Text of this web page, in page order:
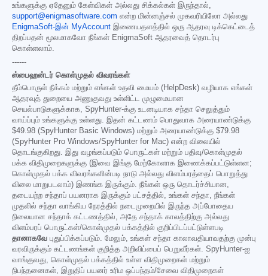
உங்களுக்கு ஏதேனும் கேள்விகள் அல்லது சிக்கல்கள் இருந்தால்,
support@enigmasoftware.com என்ற மின்னஞ்சல் முகவரியிலோ அல்லது
EnigmaSoft-இன் MyAccount இணையதளத்தில் ஒரு ஆதரவு டிக்கெட்டைத்
திறப்பதன் மூலமாகவோ நீங்கள் EnigmaSoft ஆதரவைத் தொடர்பு
கொள்ளலாம்.
------
ஸ்பைஹன்டர் கொள்முதல் விவரங்கள்
தீம்பொருள் நீக்கம் மற்றும் எங்கள் உதவி மையம் (HelpDesk) வழியாக எங்கள்
ஆதரவுத் துறையை அணுகுவது உள்ளிட்ட முழுமையான
செயல்பாடுகளுக்காக, SpyHunter-க்கு உடனடியாக சந்தா செலுத்தும்
வாய்ப்பும் உங்களுக்கு உள்ளது. இதன் கட்டணம் பொதுவாக அரையாண்டுக்கு
$49.98 (SpyHunter Basic Windows) மற்றும் அரையாண்டுக்கு $79.98
(SpyHunter Pro Windows/SpyHunter for Mac) என்ற விலையில்
தொடங்குகிறது. இது வழங்கப்படும் பொருட்கள் மற்றும் பதிவு/கொள்முதல்
பக்க விதிமுறைகளுக்கு (இவை இங்கு மேற்கோளாக இணைக்கப்பட்டுள்ளன;
கொள்முதல் பக்க விவரங்களின்படி நாடு அல்லது விளம்பரத்தைப் பொறுத்து
விலை மாறுபடலாம்) இணங்க இருக்கும். நீங்கள் ஒரு தொடர்ச்சியான,
தடையற்ற சந்தாப் பயனராக இருக்கும் பட்சத்தில், உங்கள் சந்தா, நீங்கள்
முதலில் சந்தா வாங்கிய நேரத்தில் நடைமுறையில் இருந்த அப்போதைய
நிலையான சந்தாக் கட்டணத்தில், அதே சந்தாக் காலத்திற்கு அல்லது
விளம்பரப் பொருட்கள்/கொள்முதல் பக்கத்தில் குறிப்பிடப்பட்டுள்ளபடி
தானாகவே புதுப்பிக்கப்படும். மேலும், உங்கள் சந்தா காலாவதியாவதற்கு முன்பு
வரவிருக்கும் கட்டணங்கள் குறித்த அறிவிப்பைப் பெறுவீர்கள். SpyHunter-ஐ
வாங்குவது, கொள்முதல் பக்கத்தில் உள்ள விதிமுறைகள் மற்றும்
நிபந்தனைகள், இறுதிப் பயனர் உரிம ஒப்பந்தம்/சேவை விதிமுறைகள்